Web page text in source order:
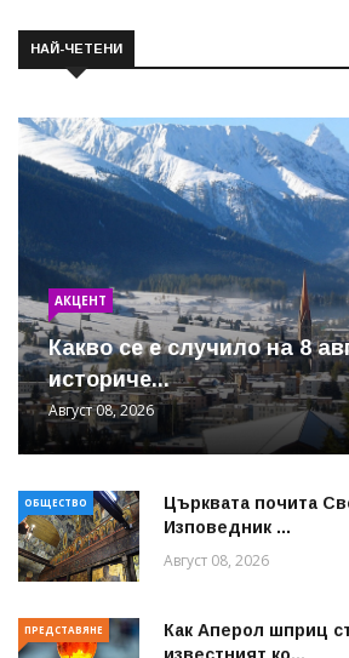
НАЙ-ЧЕТЕНИ
АКЦЕНТ
Какво се е случило на 8
историче...
Август 08, 2026
ОБЩЕСТВО
Църквата почита
Изповедник ...
Август 08, 2026
ПРЕДСТАВЯНЕ
Как Аперол шприц
известният ко...